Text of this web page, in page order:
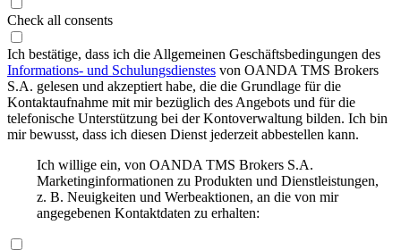
Check all consents
Ich bestätige, dass ich die Allgemeinen Geschäftsbedingungen des
Informations- und Schulungsdienstes von OANDA TMS Brokers
S.A. gelesen und akzeptiert habe, die die Grundlage für die
Kontaktaufnahme mit mir bezüglich des Angebots und für die
telefonische Unterstützung bei der Kontoverwaltung bilden. Ich bin
mir bewusst, dass ich diesen Dienst jederzeit abbestellen kann.
Ich willige ein, von OANDA TMS Brokers S.A.
Marketinginformationen zu Produkten und Dienstleistungen,
z. B. Neuigkeiten und Werbeaktionen, an die von mir
angegebenen Kontaktdaten zu erhalten: